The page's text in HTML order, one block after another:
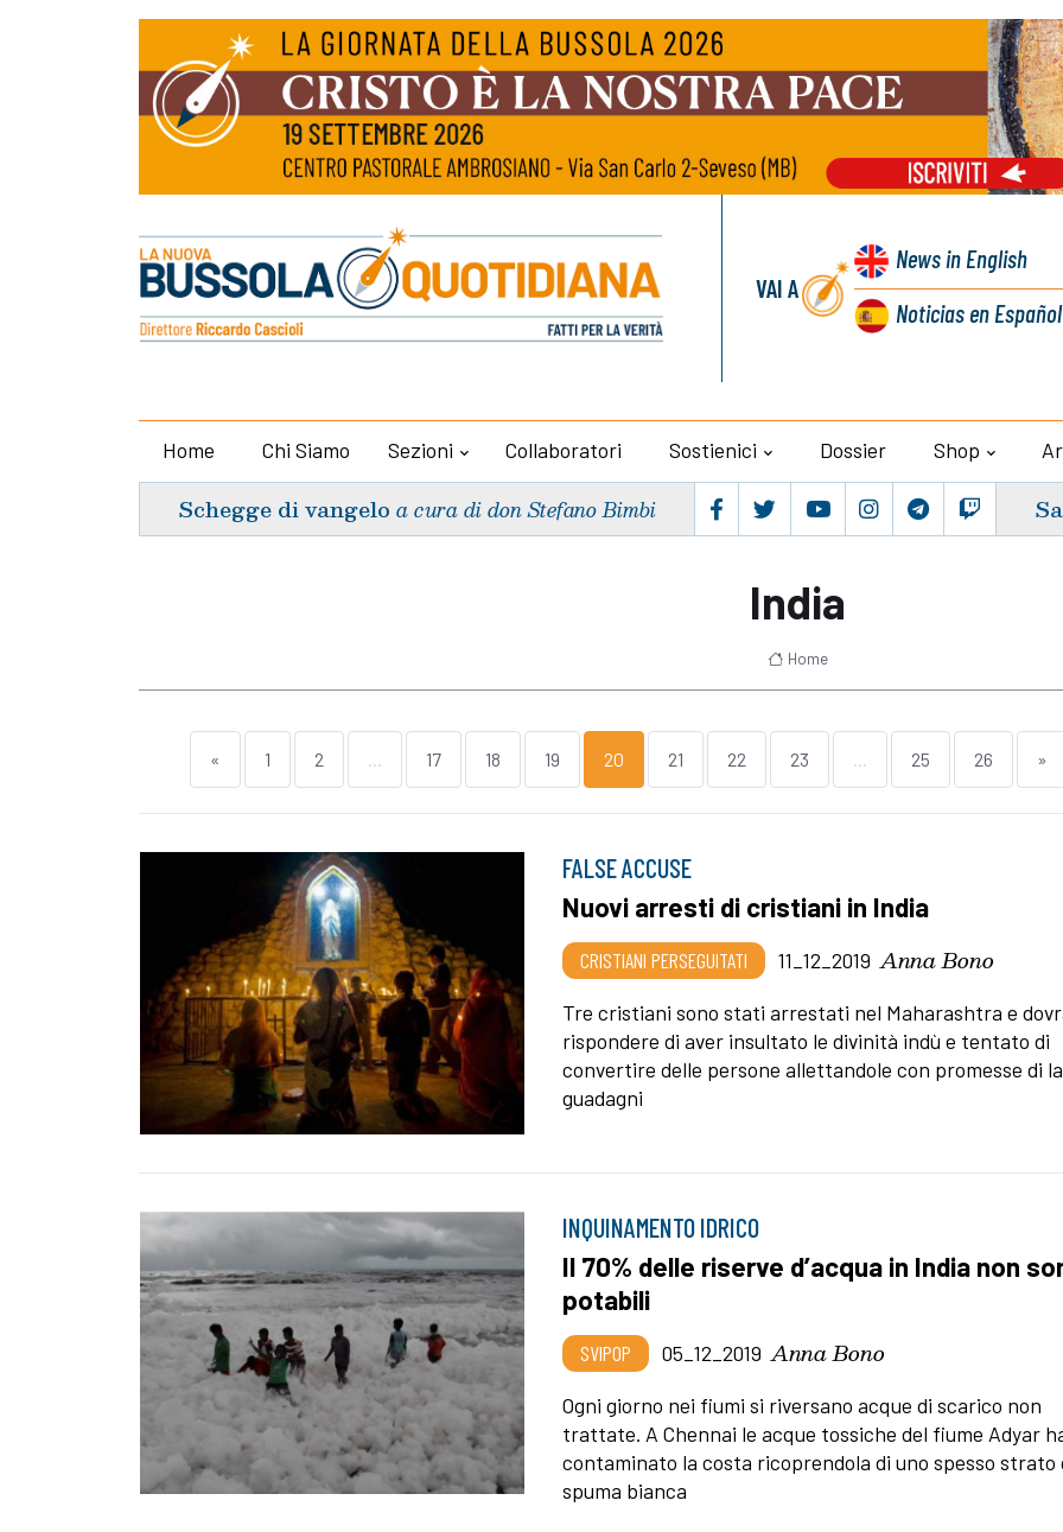
VAI A
Newsin English
Noticiasen Español
Home Chi Siamo Sezioni Collaboratori Sostienici Dossier Shop
Schegge di vangelo a cura di don Stefano Bimbi
India
Home
« 1 2 ... 17 18 19 20 21 22 23 ... 25 26 »
FALSE ACCUSE
Nuovi arresti di cristiani in India
CRISTIANI PERSEGUITATI 11_12_2019 Anna Bono
Tre cristiani sono stati arrestati nel Maharashtra e
rispondere di aver insultato le divinità indù e tentato di
convertire delle persone allettandole con promesse di
guadagni
INQUINAMENTO IDRICO
Il 70% delle riserve d’acqua in India non
potabili
SVIPOP 05_12_2019 Anna Bono
Ogni giorno nei fiumi si riversano acque di scarico non
trattate. A Chennai le acque tossiche del fiume Adyar
contaminato la costa ricoprendola di uno spesso strato
spuma bianca